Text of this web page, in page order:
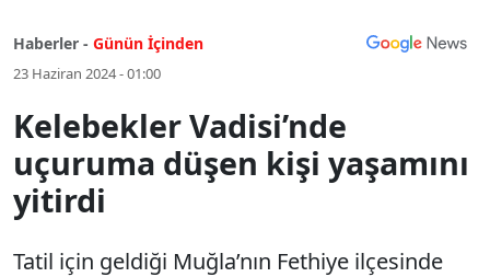
Haberler - Günün İçinden
23 Haziran 2024 - 01:00
Kelebekler Vadisi’nde
uçuruma düşen kişi yaşamını
yitirdi
Tatil için geldiği Muğla’nın Fethiye ilçesinde